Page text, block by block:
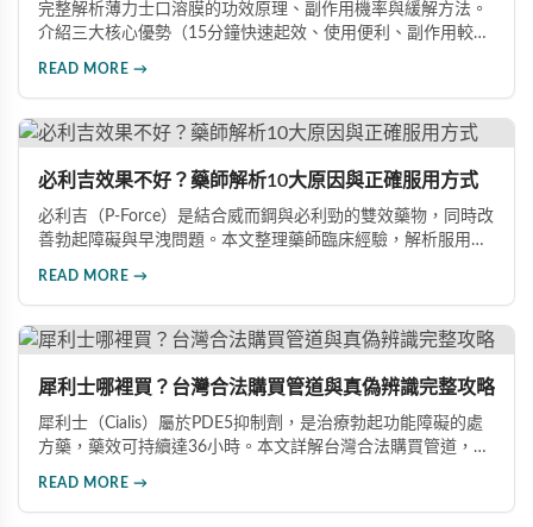
完整解析薄力士口溶膜的功效原理、副作用機率與緩解方法。
介紹三大核心優勢（15分鐘快速起效、使用便利、副作用較
READ MORE →
必利吉效果不好？藥師解析10大原因與正確服用方式
必利吉（P-Force）是結合威而鋼與必利勁的雙效藥物，同時改
善勃起障礙與早洩問題。本文整理藥師臨床經驗，解析服用時
READ MORE →
犀利士哪裡買？台灣合法購買管道與真偽辨識完整攻略
犀利士（Cialis）屬於PDE5抑制劑，是治療勃起功能障礙的處
方藥，藥效可持續達36小時。本文詳解台灣合法購買管道，包
READ MORE →